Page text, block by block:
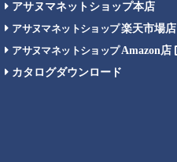
アサヌマネットショップ本店
アサヌマネットショップ楽天市場店
アサヌマネットショップAmazon店
カタログダウンロード